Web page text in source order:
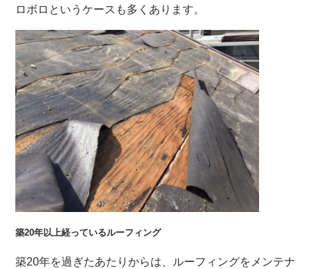
ロボロというケースも多くあります。
築20年以上経っているルーフィング
築20年を過ぎたあたりからは、ルーフィングをメンテナ